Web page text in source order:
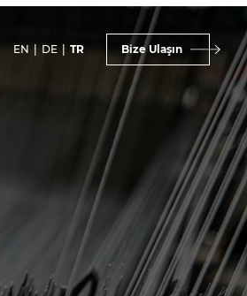
EN DE TR Bize Ulaşın